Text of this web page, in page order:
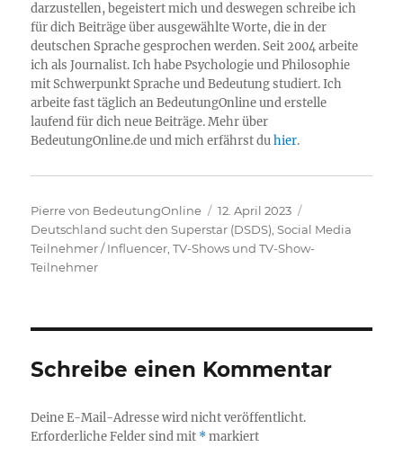
darzustellen, begeistert mich und deswegen schreibe ich
für dich Beiträge über ausgewählte Worte, die in der
deutschen Sprache gesprochen werden. Seit 2004 arbeite
ich als Journalist. Ich habe Psychologie und Philosophie
mit Schwerpunkt Sprache und Bedeutung studiert. Ich
arbeite fast täglich an BedeutungOnline und erstelle
laufend für dich neue Beiträge. Mehr über
BedeutungOnline.de und mich erfährst duhier.
Autor
Pierre von BedeutungOnline
Veröffentlicht
am
12. April 2023
Deutschland sucht den Superstar (DSDS) ,Social Media
Teilnehmer / Influencer ,TV-Shows und TV-Show-
Teilnehmer
Schreibe einen Kommentar
Deine E-Mail-Adresse wird nicht veröffentlicht.
Erforderliche Felder sind mit *markiert